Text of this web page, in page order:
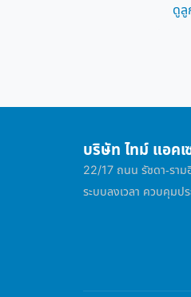
ดู
บริษัท ไทม์ แอคเ
22/17 ถนน รัชดา-รา
ระบบลงเวลา ควบคุมป